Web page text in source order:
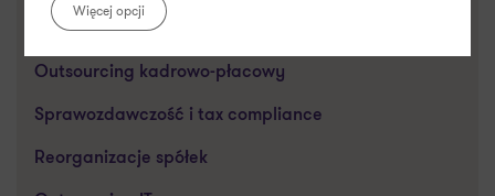
Cyberbezpieczeństwo
Outsourcing kadrowo-płacowy
Sprawozdawczość i tax compliance
Reorganizacje spółek
Więcej opcji